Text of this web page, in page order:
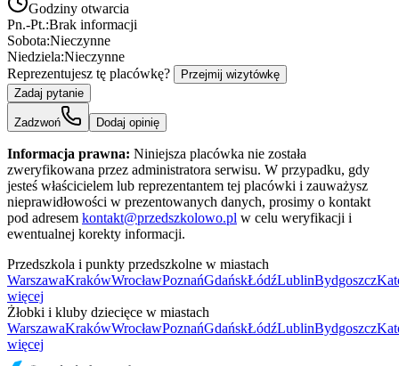
Godziny otwarcia
Pn.-Pt.:Brak informacji
Sobota:Nieczynne
Niedziela:Nieczynne
Reprezentujesz tę placówkę?
Przejmij wizytówkę
Zadaj pytanie
Zadzwoń Dodaj opinię
Informacja prawna: Niniejsza placówka nie została
zweryfikowana przez administratora serwisu. W przypadku, gdy
jesteś właścicielem lub reprezentantem tej placówki i zauważysz
nieprawidłowości w prezentowanych danych, prosimy o kontakt
pod adresem kontakt@przedszkolowo.pl w celu weryfikacji i
ewentualnej korekty informacji.
Przedszkola i punkty przedszkolne w miastach
WarszawaKrakówWrocławPoznańGdańskŁódźLublinBydgoszcz
więcej
Żłobki i kluby dziecięce w miastach
WarszawaKrakówWrocławPoznańGdańskŁódźLublinBydgoszcz
więcej